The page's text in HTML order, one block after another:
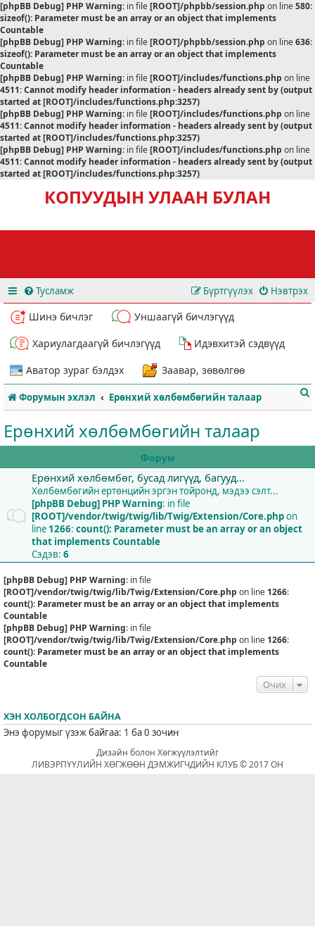
[phpBB Debug] PHP Warning: in file[ROOT]/phpbb/session.php on line580:
sizeof(): Parameter must be an array or an object that implements
Countable
[phpBB Debug] PHP Warning: in file[ROOT]/phpbb/session.php on line636:
sizeof(): Parameter must be an array or an object that implements
Countable
[phpBB Debug] PHP Warning: in file[ROOT]/includes/functions.php on line
4511:Cannot modify header information - headers already sent by (output
started at [ROOT]/includes/functions.php:3257)
[phpBB Debug] PHP Warning: in file[ROOT]/includes/functions.php on line
4511:Cannot modify header information - headers already sent by (output
started at [ROOT]/includes/functions.php:3257)
[phpBB Debug] PHP Warning: in file[ROOT]/includes/functions.php on line
4511:Cannot modify header information - headers already sent by (output
started at [ROOT]/includes/functions.php:3257)
КОПУУДЫН УЛААН БУЛАН
Тусламж Нэвтрэх
Бүртгүүлэх
Шинэ бичлэг
Уншаагүй бичлэгүүд
Хариулагдаагүй бичлэгүүд
Идэвхитэй сэдвүүд
Аватор зураг бэлдэх
Заавар, зөвөлгөө
Форумын эхлэл Ерөнхий хөлбөмбөгийн талаар
Ерөнхий хөлбөмбөгийн талаар
Форум
Ерөнхий хөлбөмбөг, бусад лигүүд, багууд...
Хөлбөмбөгийн ертөнцийн эргэн тойронд, мэдээ сэлт...
[phpBB Debug] PHP Warning: in file
[ROOT]/vendor/twig/twig/lib/Twig/Extension/Core.phpon
line 1266: count(): Parameter must be an array or an object
that implements Countable
Сэдэв: 6
[phpBB Debug] PHP Warning: in file
[ROOT]/vendor/twig/twig/lib/Twig/Extension/Core.php on line 1266:
count(): Parameter must be an array or an object that implements
Countable
[phpBB Debug] PHP Warning: in file
[ROOT]/vendor/twig/twig/lib/Twig/Extension/Core.php on line 1266:
count(): Parameter must be an array or an object that implements
Countable
Очих
ХЭН ХОЛБОГДСОН БАЙНА
Энэ форумыг үзэж байгаа: 1 ба 0 зочин
Дизайн болон Хөгжүүлэлтийг
ЛИВЭРПҮҮЛИЙН ХӨГЖӨӨН ДЭМЖИГЧДИЙН КЛУБ © 2017 ОН